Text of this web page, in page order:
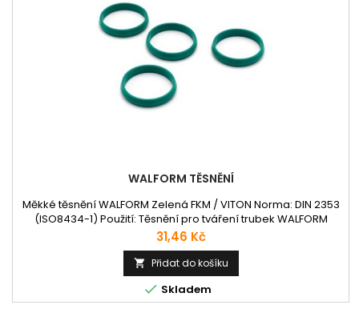
WALFORM TĚSNĚNÍ
Měkké těsnění WALFORM Zelená FKM / VITON Norma: DIN 2353
(ISO8434-1) Použití: Těsnění pro tváření trubek WALFORM
Teplotní rozsah: -20 °C ~ +220 °C
Cena
31,46 Kč
 Přidat do košíku
 Skladem